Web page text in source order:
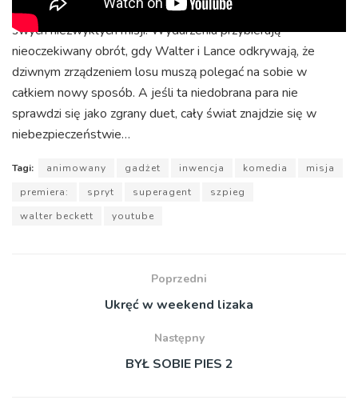
niesamowite gadżety, które Lance wykorzystuje podczas
swych niezwykłych misji. Wydarzenia przybierają
nieoczekiwany obrót, gdy Walter i Lance odkrywają, że
dziwnym zrządzeniem losu muszą polegać na sobie w
całkiem nowy sposób. A jeśli ta niedobrana para nie
sprawdzi się jako zgrany duet, cały świat znajdzie się w
niebezpieczeństwie…
Tagi: animowany gadżet inwencja komedia
misja
premiera:
spryt superagent
szpieg
walter beckett
youtube
Poprzedni
Ukręć w weekend lizaka
Następny
BYŁ SOBIE PIES 2